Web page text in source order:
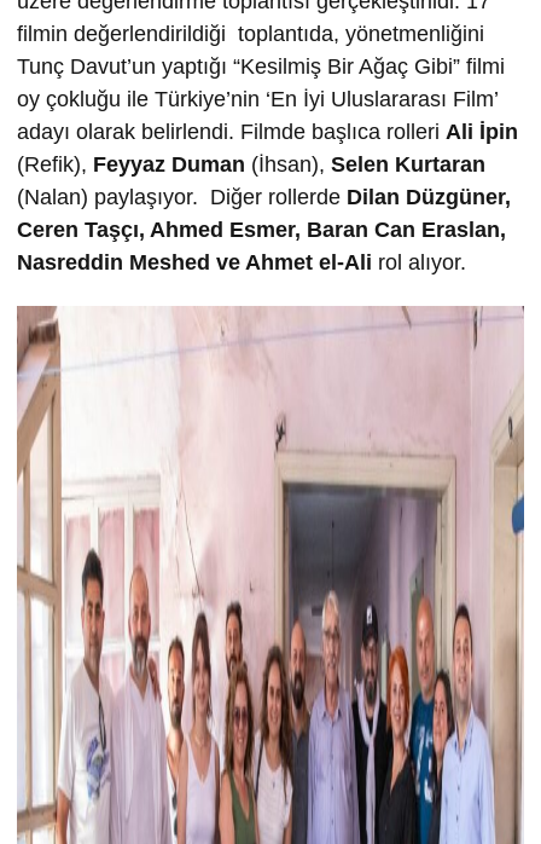
filmin değerlendirildiği toplantıda, yönetmenliğini
Tunç Davut’un yaptığı “Kesilmiş Bir Ağaç Gibi” filmi
oy çokluğu ile Türkiye’nin ‘En İyi Uluslararası Film’
adayı olarak belirlendi. Filmde başlıca rolleri Ali İpin
(Refik), Feyyaz Duman (İhsan), Selen Kurtaran
(Nalan) paylaşıyor. Diğer rollerde Dilan Düzgüner,
Ceren Taşçı, Ahmed Esmer, Baran Can Eraslan,
Nasreddin Meshed ve Ahmet el-Ali rol alıyor.